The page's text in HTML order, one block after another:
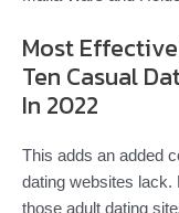
Most
Ten Casual
In 2022
This adds an added
dating websites lack.
those adult dating